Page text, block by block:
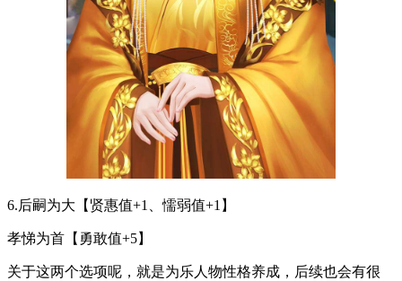
6.后嗣为大【贤惠值+1、懦弱值+1】
孝悌为首【勇敢值+5】
关于这两个选项呢，就是为乐人物性格养成，后续也会有很